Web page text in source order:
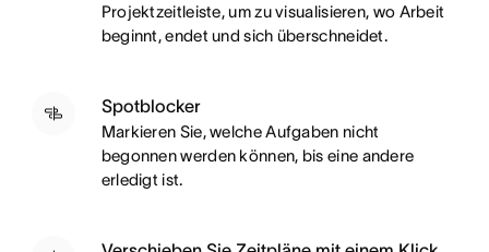
Projektzeitleiste, um zu visualisieren, wo Arbeit
beginnt, endet und sich überschneidet.
Spotblocker
Markieren Sie, welche Aufgaben nicht
begonnen werden können, bis eine andere
erledigt ist.